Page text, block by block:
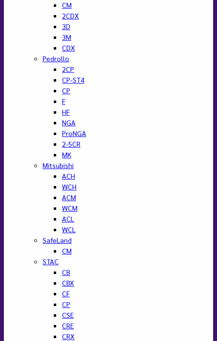
CM
2CDX
3D
3M
CDX
Pedrollo
2CP
CP-ST4
CP
F
HF
NGA
ProNGA
2-5CR
MK
Mitsubishi
ACH
WCH
ACM
WCM
ACL
WCL
SafeLand
CM
STAC
CB
CBX
CF
CP
CSE
CRE
CRX